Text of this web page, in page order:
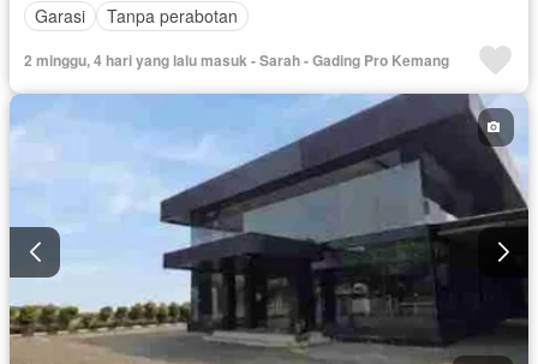
Garasi
Tanpa perabotan
2 minggu, 4 hari yang lalu masuk - Sarah - Gading Pro Kemang